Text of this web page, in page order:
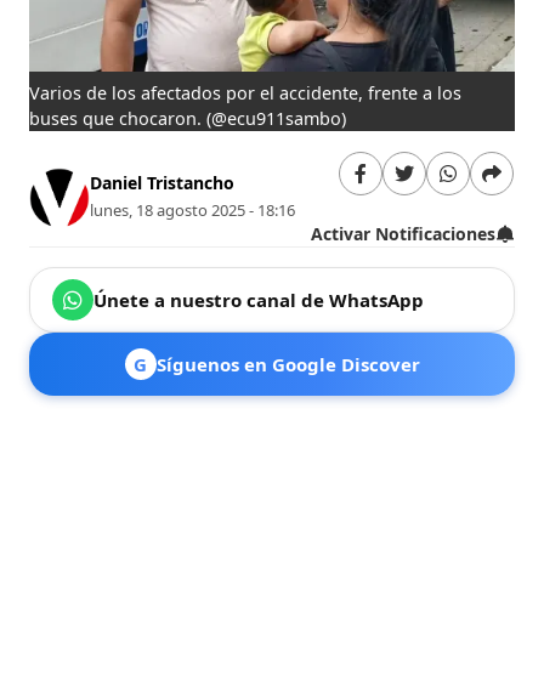
Varios de los afectados por el accidente, frente a los
buses que chocaron. (@ecu911sambo)
Daniel Tristancho
lunes, 18 agosto 2025 - 18:16
Activar Notificaciones
Únete a nuestro canal de WhatsApp
G Síguenos en Google Discover